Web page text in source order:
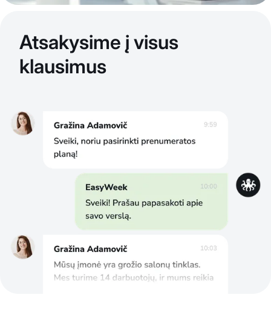
Atsakysime į visus
klausimus